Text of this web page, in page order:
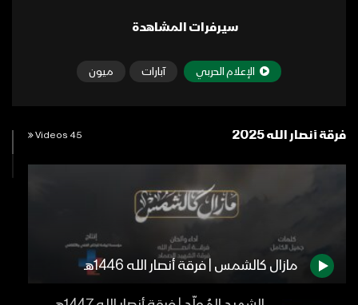
سيرفرات المشاهدة
الإعلام الحربي آبارات ميون
فرقة أنصار الله 2025 45 Videos
مازال كالشمس | فرقة أنصار الله 1446هـ